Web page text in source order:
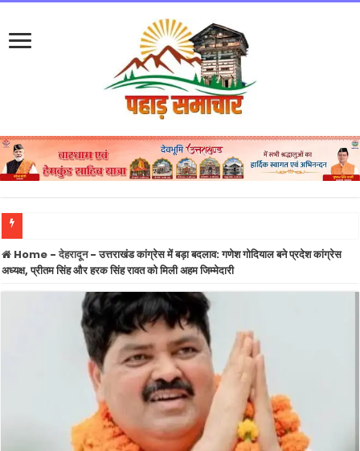
Home - देहरादून- उत्तराखंड कांग्रेस में बड़ा बदलाव: गणेश गोदियाल बने प्रदेश कांग्रेस
अध्यक्ष, प्रीतम सिंह और हरक सिंह रावत को मिली अहम जिम्मेदारी